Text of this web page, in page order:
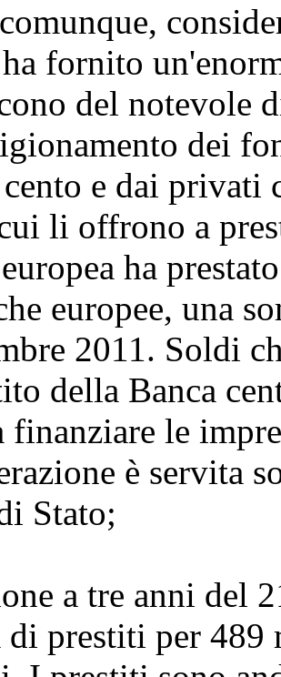
fornito
del notevole
dei
e dai privati
li offrono a
ha
europee, una
2011. Soldi
della Banca
finanziare le
è servita
Stato;
a tre anni del
di prestiti per